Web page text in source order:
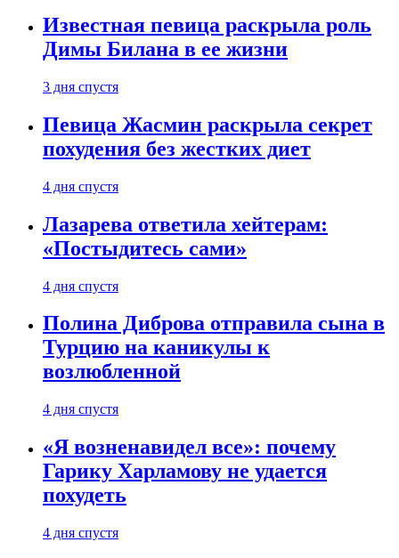
Известная певица раскрыла роль
Димы Билана в ее жизни
3 дня спустя
Певица Жасмин раскрыла секрет
похудения без жестких диет
4 дня спустя
Лазарева ответила хейтерам:
«Постыдитесь сами»
4 дня спустя
Полина Диброва отправила сына в
Турцию на каникулы к
возлюбленной
4 дня спустя
«Я возненавидел все»: почему
Гарику Харламову не удается
похудеть
4 дня спустя